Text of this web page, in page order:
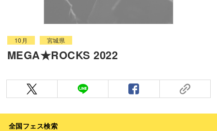
10月 宮城県
MEGA★ROCKS 2022
全国フェス検索